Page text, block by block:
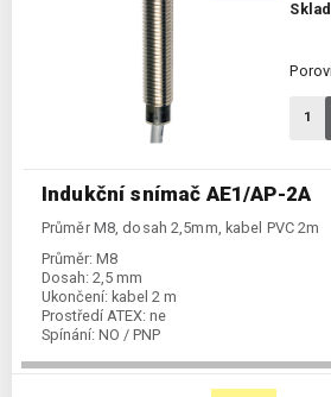
Indukční snímač AE1/AP-2A
Průměr M8, dosah 2,5mm, kabel PVC 2m
Průměr: M8
Dosah: 2,5 mm
Ukončení: kabel 2 m
Prostředí ATEX: ne
Spínání: NO / PNP